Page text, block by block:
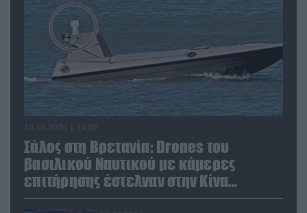
Σάλος στη Βρετανία: Drones του
βασιλικού Ναυτικού με κάμερες
επιτήρησης έστελναν στην Κίνα
απόρρητες πληροφορίες!